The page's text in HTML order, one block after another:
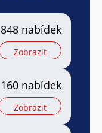
848 nabídek
Zobrazit
160 nabídek
Zobrazit